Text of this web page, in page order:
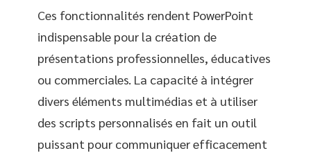
Ces fonctionnalités rendent PowerPoint
indispensable pour la création de
présentations professionnelles, éducatives
ou commerciales. La capacité à intégrer
divers éléments multimédias et à utiliser
des scripts personnalisés en fait un outil
puissant pour communiquer efficacement